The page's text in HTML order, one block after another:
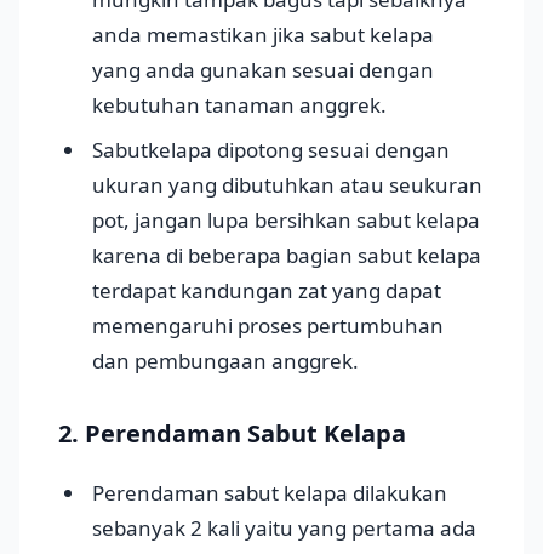
anda memastikan jika sabut kelapa
yang anda gunakan sesuai dengan
kebutuhan tanaman anggrek.
Sabutkelapa dipotong sesuai dengan
ukuran yang dibutuhkan atau seukuran
pot, jangan lupa bersihkan sabut kelapa
karena di beberapa bagian sabut kelapa
terdapat kandungan zat yang dapat
memengaruhi proses pertumbuhan
dan pembungaan anggrek.
2. Perendaman Sabut Kelapa
Perendaman sabut kelapa dilakukan
sebanyak 2 kali yaitu yang pertama ada